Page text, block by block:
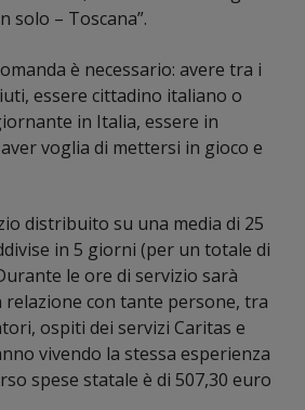
solo – Toscana”.
è necessario: avere tra i
essere cittadino italiano o
in Italia, essere in
voglia di mettersi in gioco e
distribuito su una media di 25
in 5 giorni (per un totale di
le ore di servizio sarà
con tante persone, tra
ospiti dei servizi Caritas e
vivendo la stessa esperienza
spese statale è di 507,30 euro